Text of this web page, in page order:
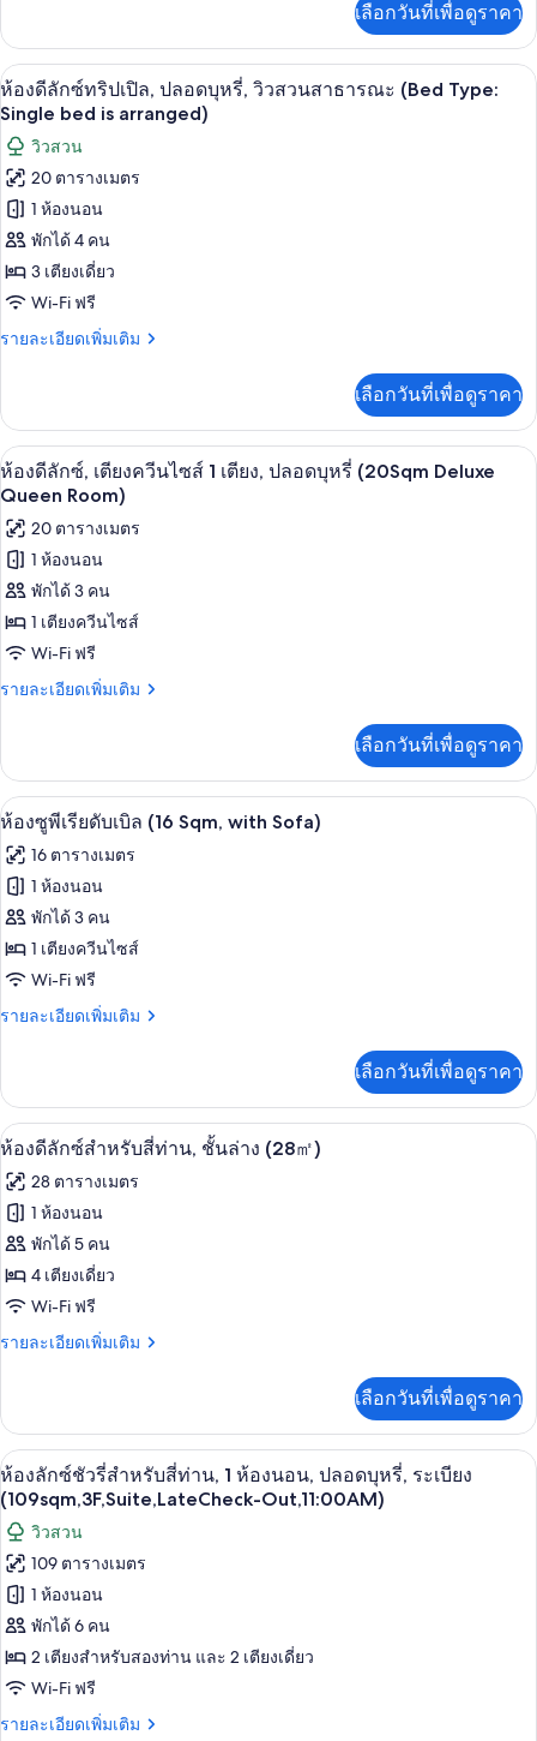
(Park
View,
Bed
Type:
Single
bed)
เกี่ยว
กับ
ห้อง
ดี
ซ์
ทวิ
น
(Park
View,
Type:
Single
เลือกวันที่เพื่อดูราคา
เปิด
ภาพถ่าย
ทั้งหมด
ของ
ห้อง
ดี
ลัก
บุหรี่,
วิว
สวน
สาธารณะ
(Bed
Type:
Single
bed
arranged)
ผ้านวมขนเป็ด, ตู้นิรภัยในห้องพัก, Wi-
11
ห้องดีลักซ์ทริปเปิล, ปลอดบุหรี่, วิวสวนสาธารณะ (Bed Type:
Single bed is arranged)
วิวสวน
20 ตารางเมตร
1 ห้องนอน
พักได้ 4 คน
3 เตียงเดี่ยว
Wi-Fi ฟรี
รายละเอียดเพิ่มเติม
ราย
เกี่ยว
กับ
ห้อง
ดี
ซ์
ทริปเปิล,
ปลอด
บุหรี่,
วิว
สาธารณะ
(Bed
is
arranged)
เลือกวันที่เพื่อดูราคา
เปิด
ภาพถ่าย
ทั้งหมด
ของ
ห้อง
ดี
ควีน
ไซส์
1
เตียง,
ปลอด
บุหรี่
(20Sqm
Deluxe
Queen
ห้องดีลักซ์, เตียงควีนไซส์ 1 เตียง, ปล
12
ห้องดีลักซ์, เตียงควีนไซส์ 1 เตียง, ปลอดบุหรี่ (20Sqm Deluxe
Queen Room)
20 ตารางเมตร
1 ห้องนอน
พักได้ 3 คน
1 เตียงควีนไซส์
Wi-Fi ฟรี
รายละเอียดเพิ่มเติม
ราย
เกี่ยว
กับ
ห้อง
ลัก
ซ์,
เตียง
ควีน
ไซส์
เตียง,
ปลอด
Queen
Room)
เลือกวันที่เพื่อดูราคา
เปิด
ภาพถ่าย
ทั้งหมด
ของ
ห้อง
ซู
พี
บเบิล
(16
Sqm,
with
Sofa)
ห้องซูพีเรียดับเบิล (16 Sqm, with
11
ห้องซูพีเรียดับเบิล (16 Sqm, with Sofa)
16 ตารางเมตร
1 ห้องนอน
พักได้ 3 คน
1 เตียงควีนไซส์
Wi-Fi ฟรี
รายละเอียดเพิ่มเติม
ราย
เกี่ยว
กับ
ห้อง
พี
เรียดั
บเบิล
(16
Sqm,
with
Sofa)
เลือกวันที่เพื่อดูราคา
เปิด
ภาพถ่าย
ทั้งหมด
ของ
ห้อง
ดี
ลัก
สำหรับ
สี่
ท่าน,
ชั้น
ล่าง
(28
㎡)
ห้องดีลักซ์สำหรับสี่ท่าน, ชั้นล่าง (28㎡
13
ห้องดีลักซ์สำหรับสี่ท่าน, ชั้นล่าง (28㎡)
28 ตารางเมตร
1 ห้องนอน
พักได้ 5 คน
4 เตียงเดี่ยว
Wi-Fi ฟรี
รายละเอียดเพิ่มเติม
ราย
เกี่ยว
กับ
ห้อง
ดี
ลัก
ซ์
สำหรับ
สี่
ท่าน,
ชั้น
(28
㎡)
เลือกวันที่เพื่อดูราคา
เปิด
ภาพถ่าย
ทั้งหมด
ของ
ห้อง
ลัก
ซ์ชัว
ห้องลักซ์ชัวรี่สำหรับสี่ท่าน, 1 ห้องนอน,
28
ห้องลักซ์ชัวรี่สำหรับสี่ท่าน, 1 ห้องนอน, ปลอดบุหรี่, ระเบียง
(109sqm,3F,Suite,LateCheck-Out,11:00AM)
วิวสวน
109 ตารางเมตร
1 ห้องนอน
พักได้ 6 คน
2 เตียงสำหรับสองท่าน และ 2 เตียงเดี่ยว
Wi-Fi ฟรี
รายละเอียดเพิ่มเติม
ราย